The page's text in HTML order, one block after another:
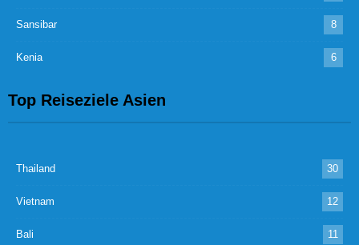
Sansibar 8
Kenia 6
Top Reiseziele Asien
Thailand 30
Vietnam 12
Bali 11